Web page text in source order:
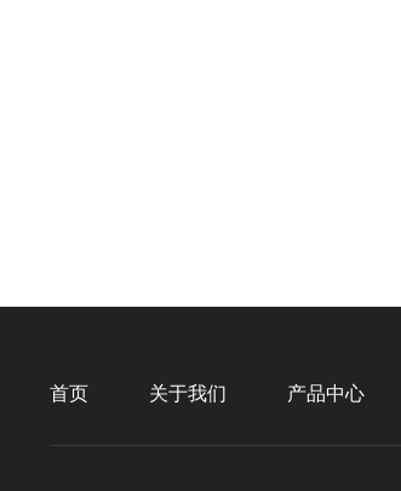
首页 关于我们 产品中心